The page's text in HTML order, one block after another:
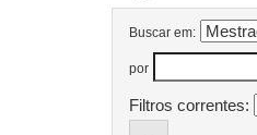
Buscar em:
por
Filtros correntes: